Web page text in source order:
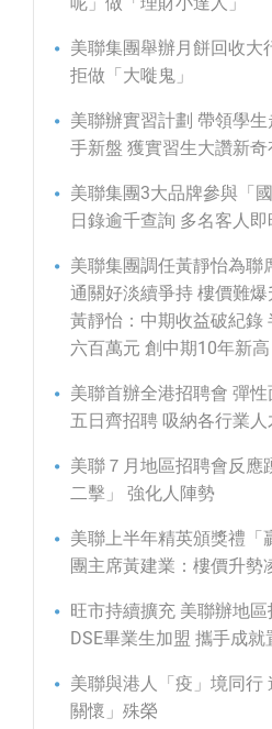
美聯集團舉辦月餅回收大
拒做「大嘥鬼」
美聯辦實習計劃 帶領學
手新盤 獲實習生大讚新奇
美聯集團3大品牌參與「
日錄逾千查詢 多名客人
美聯集團調任黃靜怡為聯
通關好淡續爭持 樓價難
黃靜怡：中期收益破紀錄
六百萬元 創中期10年新高
美聯首辦全港招聘會 彈
五日齊招聘 吸納各行業人
美聯７月地區招聘會反應
二擊」 強化人陣勢
美聯上半年精英頒獎禮「
團主席黃建業：樓價升勢
旺市持續擴充 美聯辦地
DSE畢業生加盟 攜手成就
美聯與港人「疫」境同行
關懷」殊榮